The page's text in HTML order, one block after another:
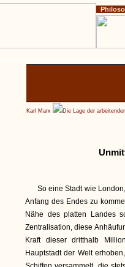
Karl Marx Die Lage der
So eine Stadt wie
Anfang des Endes zu
Nähe des platten Landes
Zentralisation, diese
Kraft dieser dritthalb
Hauptstadt der Welt